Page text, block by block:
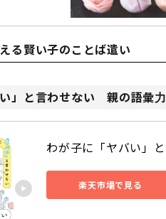
る賢い子のことば遣い
」と言わせない 親の語彙力
わが子に「ヤバい」
楽天市場で見る